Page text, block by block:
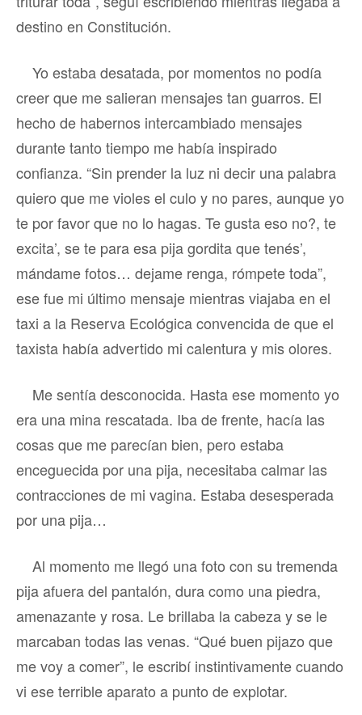
destino en Constitución.
Yo estaba desatada, por momentos no podía
creer que me salieran mensajes tan guarros. El
hecho de habernos intercambiado mensajes
durante tanto tiempo me había inspirado
confianza. “Sin prender la luz ni decir una palabra
quiero que me violes el culo y no pares, aunque yo
te por favor que no lo hagas. Te gusta eso no?, te
excita’, se te para esa pija gordita que tenés’,
mándame fotos… dejame renga, rómpete toda”,
ese fue mi último mensaje mientras viajaba en el
taxi a la Reserva Ecológica convencida de que el
taxista había advertido mi calentura y mis olores.
Me sentía desconocida. Hasta ese momento yo
era una mina rescatada. Iba de frente, hacía las
cosas que me parecían bien, pero estaba
enceguecida por una pija, necesitaba calmar las
contracciones de mi vagina. Estaba desesperada
por una pija…
Al momento me llegó una foto con su tremenda
pija afuera del pantalón, dura como una piedra,
amenazante y rosa. Le brillaba la cabeza y se le
marcaban todas las venas. “Qué buen pijazo que
me voy a comer”, le escribí instintivamente cuando
vi ese terrible aparato a punto de explotar.